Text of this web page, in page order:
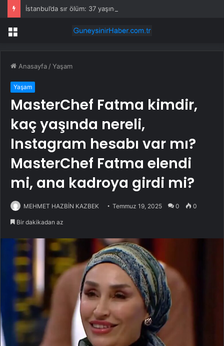
Menü
Anasayfa /Yaşam
Yaşam
MasterChef Fatma kimdir,
kaç yaşında nereli,
Instagram hesabı var mı?
MasterChef Fatma elendi
mi, ana kadroya girdi mi?
MEHMET HAZBİN KAZBEK Temmuz 19, 2025 0 0
Bir dakikadan az